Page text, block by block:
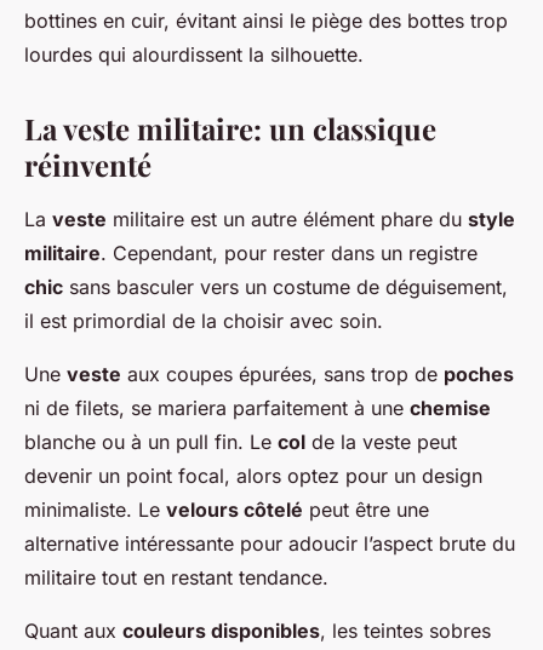
bottines en cuir, évitant ainsi le piège des bottes trop
lourdes qui alourdissent la silhouette.
La veste militaire: un classique
réinventé
La veste militaire est un autre élément phare du style
militaire. Cependant, pour rester dans un registre
chic sans basculer vers un costume de déguisement,
il est primordial de la choisir avec soin.
Une veste aux coupes épurées, sans trop de poches
ni de filets, se mariera parfaitement à une chemise
blanche ou à un pull fin. Le col de la veste peut
devenir un point focal, alors optez pour un design
minimaliste. Le velours côtelé peut être une
alternative intéressante pour adoucir l’aspect brute du
militaire tout en restant tendance.
Quant aux couleurs disponibles, les teintes sobres